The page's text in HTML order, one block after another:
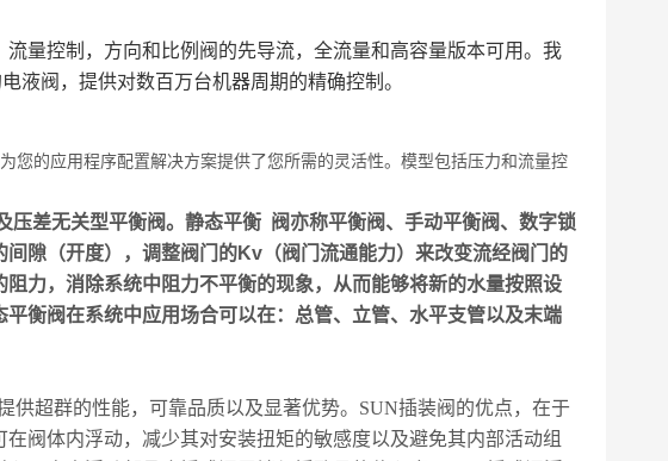
量控制，方向和比例阀的先导流，全流量和高容量版本可用。我
液阀，提供对数百万台机器周期的精确控制。
的应用程序配置解决方案提供了您所需的灵活性。模型包括压力和流量控
差无关型平衡阀。静态平衡 阀亦称平衡阀、手动平衡阀、数字锁
隙（开度），调整阀门的Kv（阀门流通能力）来改变流经阀门的
力，消除系统中阻力不平衡的现象，从而能够将新的水量按照设
衡阀在系统中应用场合可以在：总管、立管、水平支管以及末端
供超群的性能，可靠品质以及显著优势。 SUN插装阀的优点，在于
阀体内浮动，减少其对安装扭矩的敏感度以及避免其内部活动组